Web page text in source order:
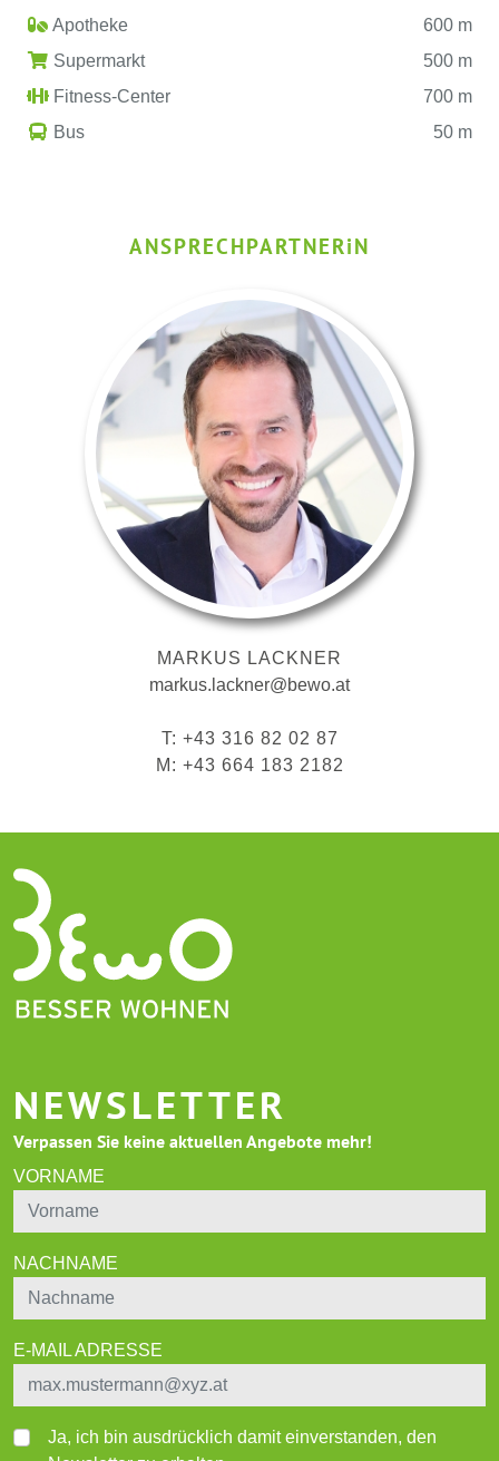
Apotheke
600 m
Supermarkt
500 m
Fitness-Center
700 m
Bus
50 m
ANSPRECHPARTNERiN
MARKUS LACKNER
markus.lackner@bewo.at
T: +43 316 82 02 87
M: +43 664 183 2182
NEWSLETTER
Verpassen Sie keine aktuellen Angebote mehr!
VORNAME
NACHNAME
E-MAIL ADRESSE
Ja, ich bin ausdrücklich damit einverstanden, den